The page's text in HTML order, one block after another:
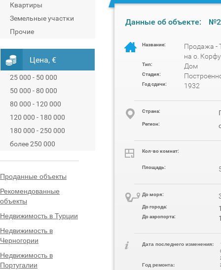
Квартиры
Земельные участки
Прочие
Цена, €
25 000 - 50 000
50 000 - 80 000
80 000 - 120 000
120 000 - 180 000
180 000 - 250 000
более 250 000
Проданные объекты
Рекомендованные
объекты
Недвижимость в Турции
Недвижимость в
Черногории
Недвижимость в
Португалии
Данные об объекте:
Название:
Продажа -
на о. Корфу
Тип: Дом
Стадия:
Год сдачи: 1932
Cтрана:
Регион:
Кол-во комнат:
Площадь:
До моря:
До города:
До аэропорта:
Дата последнего изменения:
Год ремонта: